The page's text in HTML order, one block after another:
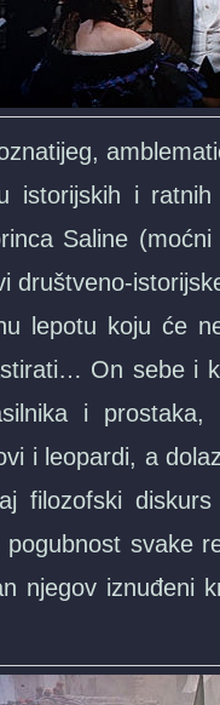
istorijskih i
Saline
društveno-
lepotu koju će
On sebe i
i
i leopardi, a
filozofski
svake
njegov iznuđeni